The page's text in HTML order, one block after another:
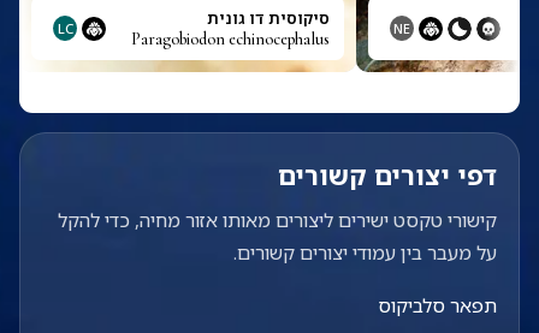
NE סיקוסית דו גונית
Paragobiodon echinocephalus
LC
דפי יצורים קשורים
קישורי טקסט ישירים ליצורים מאותו אזור מחיה, כדי להקל
על מעבר בין עמודי יצורים קשורים.
תפאר סלביקוס